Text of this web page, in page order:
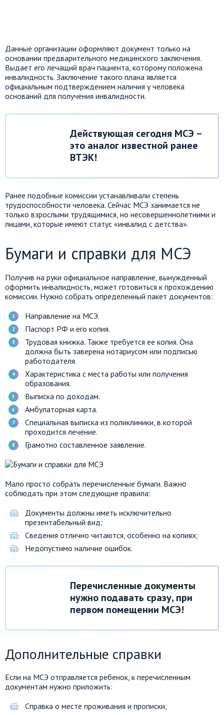
Данные организации оформляют документ только на
основании предварительного медицинского заключения.
Выдает его лечащий врач пациента, которому положена
инвалидность. Заключение такого плана является
официальным подтверждением наличия у человека
оснований для получения инвалидности.
Действующая сегодня МСЭ –
это аналог известной ранее
ВТЭК!
Ранее подобные комиссии устанавливали степень
трудоспособности человека. Сейчас МСЭ занимается не
только взрослыми трудящимися, но несовершеннолетними и
лицами, которые имеют статус «инвалид с детства».
Бумаги и справки для МСЭ
Получив на руки официальное направление, вынужденный
оформить инвалидность, может готовиться к прохождению
комиссии. Нужно собрать определенный пакет документов:
Направление на МСЭ.
Паспорт РФ и его копия.
Трудовая книжка. Также требуется ее копия. Она
должна быть заверена нотариусом или подписью
работодателя.
Характеристика с места работы или получения
образования.
Выписка по доходам.
Амбулаторная карта.
Специальная выписка из поликлиники, в которой
проходится лечение.
Грамотно составленное заявление.
Мало просто собрать перечисленные бумаги. Важно
соблюдать при этом следующие правила:
Документы должны иметь исключительно
презентабельный вид;
Сведения отлично читаются, особенно на копиях;
Недопустимо наличие ошибок.
Перечисленные документы
нужно подавать сразу, при
первом помещении МСЭ!
Дополнительные справки
Если на МСЭ отправляется ребенок, к перечисленным
документам нужно приложить:
Справка о месте проживания и прописки;